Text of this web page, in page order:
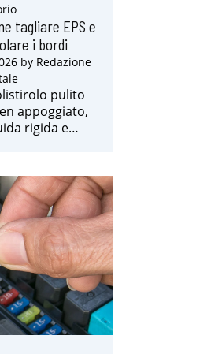
tagliare EPS e
i bordi
by Redazione
pulito
appoggiato,
rigida e…